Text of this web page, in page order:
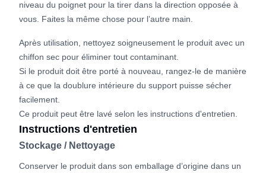
niveau du poignet pour la tirer dans la direction opposée à
vous. Faites la même chose pour l’autre main.
Après utilisation, nettoyez soigneusement le produit avec un
chiffon sec pour éliminer tout contaminant.
Si le produit doit être porté à nouveau, rangez-le de manière
à ce que la doublure intérieure du support puisse sécher
facilement.
Ce produit peut être lavé selon les instructions d'entretien.
Instructions d'entretien
Stockage / Nettoyage
Conserver le produit dans son emballage d’origine dans un